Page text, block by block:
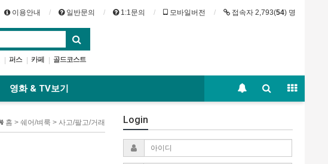
이용안내 일반문의 1:1문의 모바일버전 접속자 2,793(54) 명
| 퍼스 | 카페 | 골드코스트
영화 & TV보기
홈 > 쉐어/벼룩 > 사고/팔고/거래 Login